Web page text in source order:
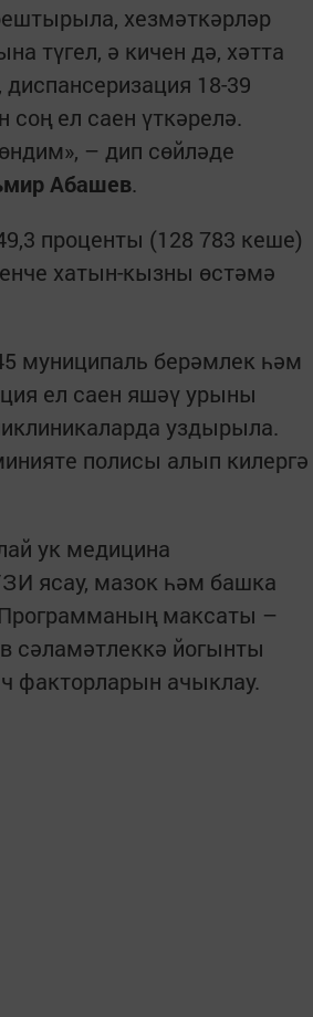
хезмәткәрләр
түгел, ә кичен дә, хәтта
18-39
соң ел саен үткәрелә.
– дип сөйләде
Абашев.
проценты (128 783 кеше)
хатын-кызны өстәмә
муниципаль берәмлек һәм
ел саен яшәү урыны
уздырыла.
полисы алып килергә
ук медицина
ясау, мазок һәм башка
Программаның максаты –
сәламәтлеккә йогынты
факторларын ачыклау.